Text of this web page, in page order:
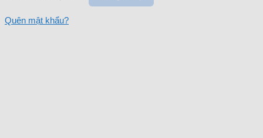
Quên mật khẩu?